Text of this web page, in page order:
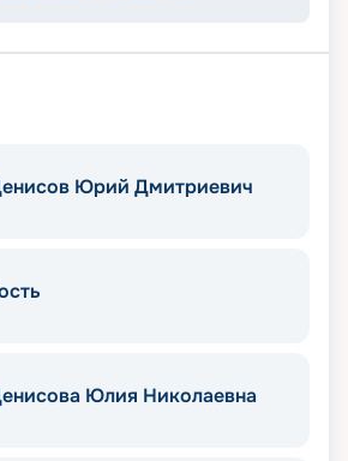
Юрий Дмитриевич
Юлия Николаевна